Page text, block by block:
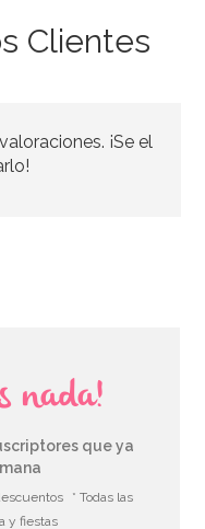
Clientes
¡Se el
nada!
que ya
* Todas las
y fiestas